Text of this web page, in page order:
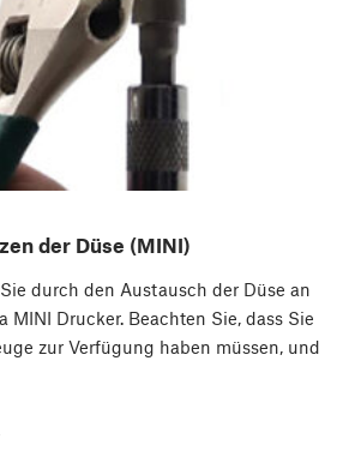
der Düse (MINI)
durch den Austausch der Düse an
MINI Drucker. Beachten Sie, dass Sie
zur Verfügung haben müssen, und